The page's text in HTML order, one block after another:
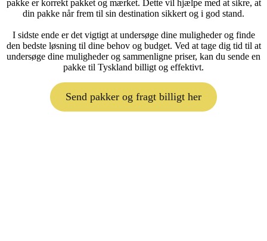
pakke er korrekt pakket og mærket. Dette vil hjælpe med at sikre, at
din pakke når frem til sin destination sikkert og i god stand.
I sidste ende er det vigtigt at undersøge dine muligheder og finde
den bedste løsning til dine behov og budget. Ved at tage dig tid til at
undersøge dine muligheder og sammenligne priser, kan du sende en
pakke til Tyskland billigt og effektivt.
Send pakker og fragt billigt her